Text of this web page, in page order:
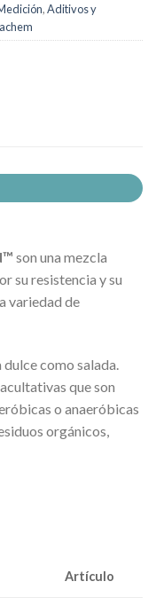
,Aditivos y
son una mezcla
su resistencia y su
variedad de
dulce como salada.
que son
o anaeróbicas
orgánicos,
Artículo